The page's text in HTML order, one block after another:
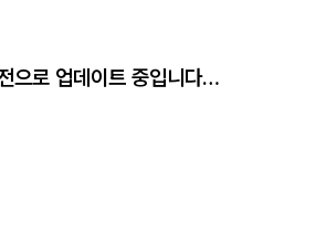
으로 업데이트 중입니다…